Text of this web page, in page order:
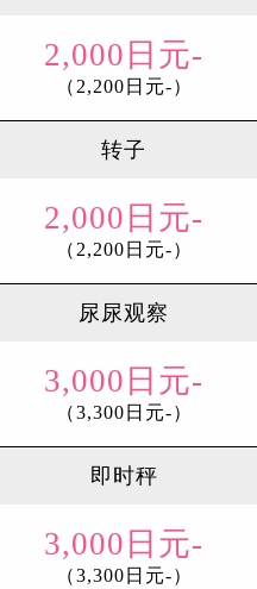
2,000日元-
（2,200日元-）
转子
2,000日元-
（2,200日元-）
尿尿观察
3,000日元-
（3,300日元-）
即时秤
3,000日元-
（3,300日元-）